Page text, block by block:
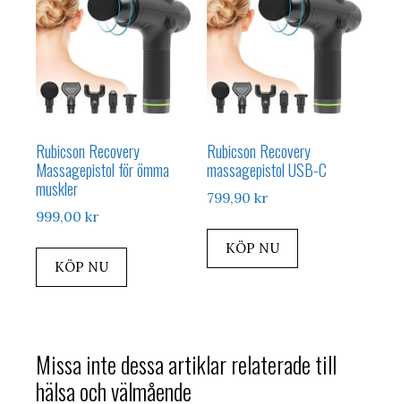
Rubicson Recovery
Massagepistol för ömma
muskler
999,00 kr
KÖP NU
Rubicson Recovery
massagepistol USB-C
799,90kr
KÖP NU
Missa inte dessa artiklar relaterade till
hälsa och välmående